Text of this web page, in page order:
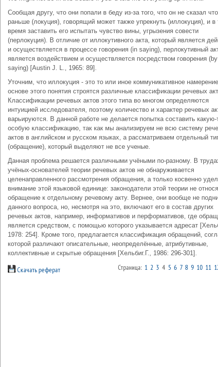
Сообщая другу, что они попали в беду из-за того, что он не сказал
раньше (локуция), говорящий может также упрекнуть (иллокуция), и в
время заставить его испытать чувство вины, угрызения совести
(перлокуция). В отличие от иллокутивного акта, который является
и осуществляется в процессе говорения (in saying), перлокутивный
является воздействием и осуществляется посредством говорения (by
saying) [Austin J. L., 1965: 89].
Уточним, что иллокуция - это то или иное коммуникативное
основе этого понятия строятся различные классификации речевых
Классификации речевых актов этого типа во многом определяются
интуицией исследователя, поэтому количество и характер речевых
варьируются. В данной работе не делается попытка составить какую-
особую классификацию, так как мы анализируем не всю систему
актов в английском и русском языках, а рассматриваем отдельный
(обращение), который выделяют не все ученые.
Данная проблема решается различными учёными по-разному. В
учёных-основателей теории речевых актов не обнаруживается
целенаправленного рассмотрения обращения, а только косвенно
внимание этой языковой единице: законодатели этой теории не
обращение к отдельному речевому акту. Вернее, они вообще не
данного вопроса, но, несмотря на это, включают его в состав других
речевых актов, например, информативов и перформативов, где
является средством, с помощью которого указывается адресат
1978: 254]. Кроме того, предлагается классификация обращений,
которой различают описательные, неопределённые, атрибутивные,
коллективные и скрытые обращения [Хельбиг.Г., 1986: 296-301].
Скачать реферат Страница: 1 2 3 4 5 6 7 8 9 10 11